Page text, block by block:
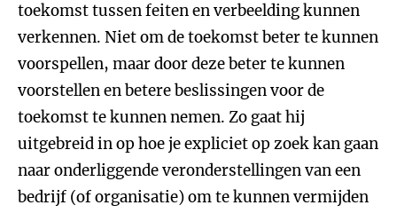
toekomst tussen feiten en verbeelding kunnen
verkennen. Niet om de toekomst beter te kunnen
voorspellen, maar door deze beter te kunnen
voorstellen en betere beslissingen voor de
toekomst te kunnen nemen. Zo gaat hij
uitgebreid in op hoe je expliciet op zoek kan gaan
naar onderliggende veronderstellingen van een
bedrijf (of organisatie) om te kunnen vermijden